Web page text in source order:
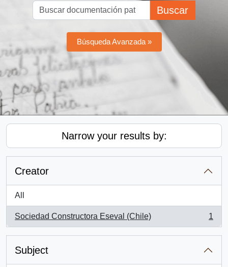
Buscar
Búsqueda Avanzada »
Narrow your results by:
Creator
All
Sociedad Constructora Eseval (Chile)
, 1 results
1
Subject